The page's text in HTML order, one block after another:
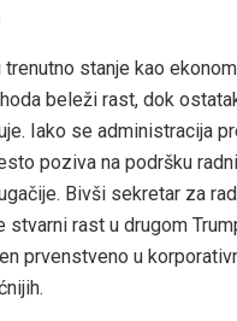
stanje kao
beleži rast, dok
Iako se administracija
poziva na podršku
Bivši sekretar za
stvarni rast u drugom
prvenstveno u